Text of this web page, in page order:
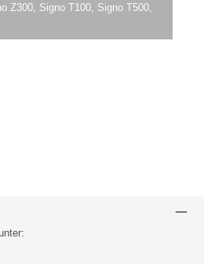
Z300, Signo T100, Signo T500,